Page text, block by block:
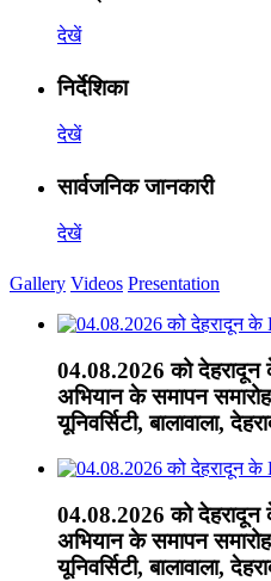
देखें
निर्देशिका
देखें
सार्वजनिक जानकारी
देखें
Gallery Videos Presentation
04.08.2026 को
अभियान के समापन
यूनिवर्सिटी, बालावाला,
04.08.2026 को
अभियान के समापन
यूनिवर्सिटी, बालावाला,